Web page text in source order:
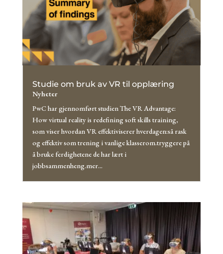
Studie om bruk av VR til opplæring
Nyheter
PwC har gjennomført studien The VR Advantage:
How virtual reality is redefining soft skills training,
som viser hvordan VR effektiviserer hverdagen:så rask
og effektiv som trening i vanlige klasserom.tryggere på
å bruke ferdighetene de har lært i
jobbsammenheng.mer...